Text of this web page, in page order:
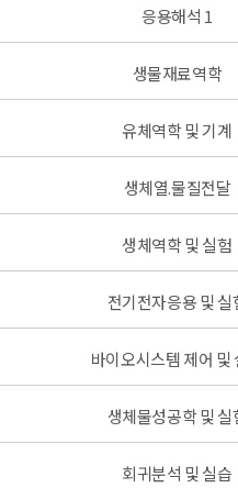
응용해석 1
생물재료역학
유체역학 및 기계
생체열.물질전달
생체역학 및 실험
전기전자응용 및 실
바이오시스템 제어 및
생체물성공학 및 실
회귀분석 및 실습